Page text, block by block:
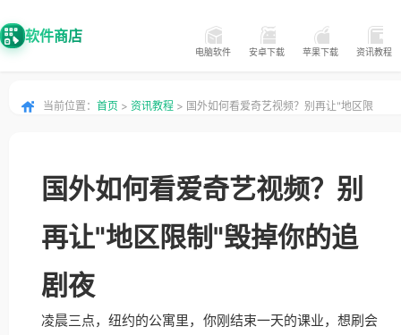
软件商店
电脑软件 安卓下载 苹果下载 资讯教程
当前位置： 首页 > 资讯教程 > 国外如何看爱奇艺视频？别再让"地区限
国外如何看爱奇艺视频？别
再让"地区限制"毁掉你的追
剧夜
凌晨三点，纽约的公寓里，你刚结束一天的课业，想刷会